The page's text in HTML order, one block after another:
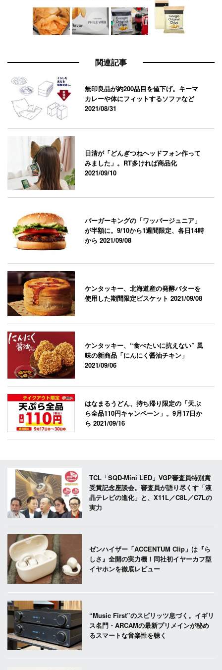
関連記事
無印良品が約200品目を値下げ。キーマ
カレーや体にフィットするソファなど
2021/08/31
日清が「どんぎつねヘッドフォン作って
みました」。RT多ければ商品化
2021/09/10
バーガーキングの「ワッパージュニア」
が半額に。9/10から1週間限定、各日14時
から2021/09/08
ケンタッキー、北海道産の発酵バターを
使用した期間限定ビスケット2021/09/08
ケンタッキー、“食べたいに抗えない” 風
味の新商品「にんにく醤油チキン」
2021/09/06
はなまるうどん、持ち帰り限定の「天ぷ
ら全品110円キャンペーン」。9月17日か
ら2021/09/16
TCL「SQD-Mini LED」VGP審査員特別賞
受賞記念座談会。審査員が語り尽くす「液
晶テレビの進化」と、X11L／C8L／C7Lの
実力
ゼンハイザー「ACCENTUM Clip」は『ら
しさ』全開の実力機！同社初イヤーカフ型
イヤホンを徹底レビュー
“Music First”のスピリッツ息づく。イギリ
ス名門・ARCAMの最新プリメインが秘め
るスマートな音楽性を聴く